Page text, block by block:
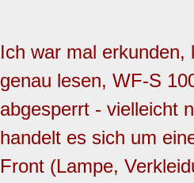
Ich war mal
genau lesen, WF-S
abgesperrt - vielleicht
handelt es sich um
Front (Lampe,